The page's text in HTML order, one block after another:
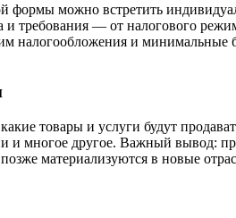
формы можно встретить
требования — от налогового
налогообложения и минимальные
товары и услуги будут
и многое другое. Важный вывод:
материализуются в новые